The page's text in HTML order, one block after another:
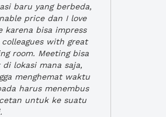
baru yang berbeda,
price dan I love
karena bisa impress
with great
room. Meeting bisa
di lokasi mana saja,
menghemat waktu
harus menembus
untuk ke suatu